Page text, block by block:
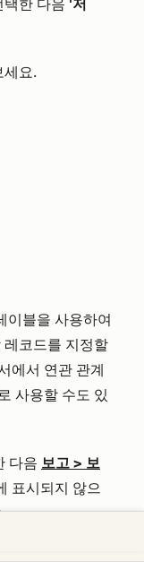
한 다음 '저
세요.
이블을 사용하여
코드를 지정할
에서 연관 관계
사용할 수도 있
다음 보고 > 보
표시되지 않으